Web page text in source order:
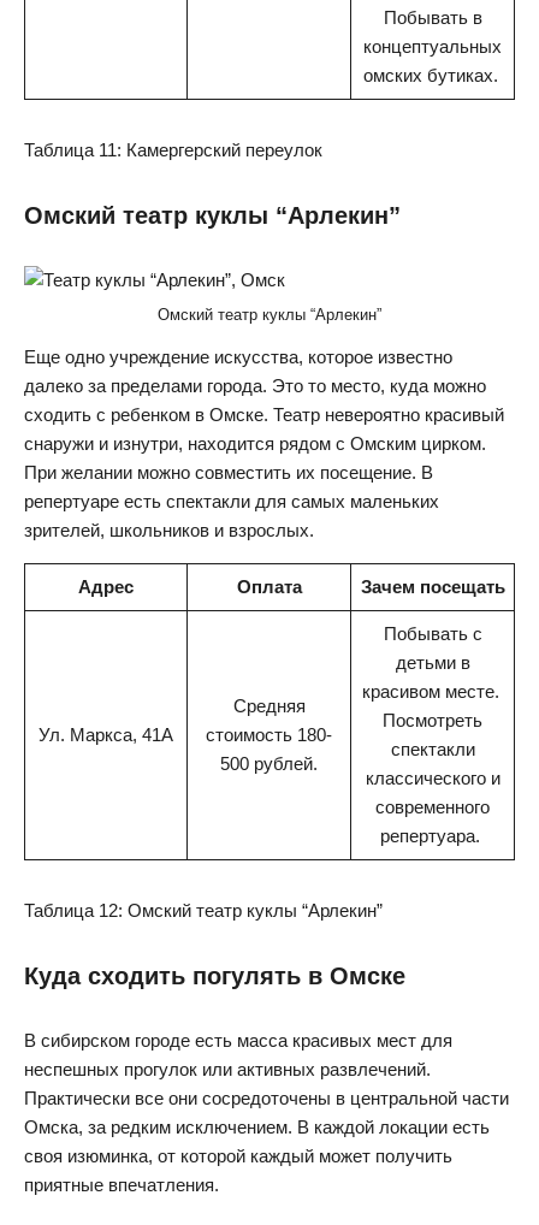
Побывать в
концептуальных
омских бутиках.
Таблица 11: Камергерский переулок
Омский театр куклы “Арлекин”
Омский театр куклы “Арлекин”
Еще одно учреждение искусства, которое известно
далеко за пределами города. Это то место, куда можно
сходить с ребенком в Омске. Театр невероятно красивый
снаружи и изнутри, находится рядом с Омским цирком.
При желании можно совместить их посещение. В
репертуаре есть спектакли для самых маленьких
зрителей, школьников и взрослых.
Адрес Оплата Зачем посещать
Ул. Маркса, 41А
Средняя
стоимость 180-
500 рублей.
Побывать с
детьми в
красивом месте.
Посмотреть
спектакли
классического и
современного
репертуара.
Таблица 12: Омский театр куклы “Арлекин”
Куда сходить погулять в Омске
В сибирском городе есть масса красивых мест для
неспешных прогулок или активных развлечений.
Практически все они сосредоточены в центральной части
Омска, за редким исключением. В каждой локации есть
своя изюминка, от которой каждый может получить
приятные впечатления.